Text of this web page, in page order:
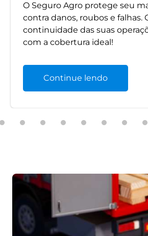
O Seguro Agro protege seu
contra danos, roubos e falhas.
continuidade das suas
com a cobertura ideal!
Continue lendo